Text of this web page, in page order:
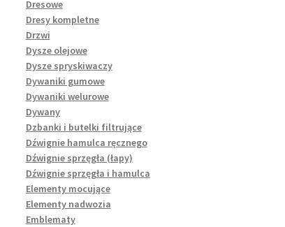
Dresowe
Dresy kompletne
Drzwi
Dysze olejowe
Dysze spryskiwaczy
Dywaniki gumowe
Dywaniki welurowe
Dywany
Dzbanki i butelki filtrujące
Dźwignie hamulca ręcznego
Dźwignie sprzęgła (łapy)
Dźwignie sprzęgła i hamulca
Elementy mocujące
Elementy nadwozia
Emblematy